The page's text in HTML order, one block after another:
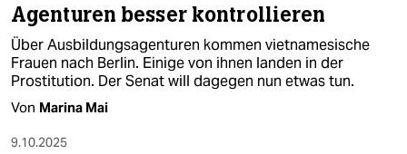
Agenturen besser kontrollieren
Über Ausbildungsagenturen kommen vietnamesische
Frauen nach Berlin. Einige von ihnen landen in der
Prostitution. Der Senat will dagegen nun etwas tun.
Von Marina Mai
9.10.2025